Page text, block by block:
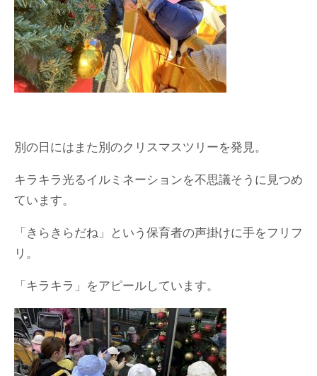
別の日にはまた別のクリスマスツリーを発見。
キラキラ光るイルミネーションを不思議そうに見つめ
ています。
「きらきらだね」という保育者の声掛けに手をフリフ
リ。
「キラキラ」をアピールしています。